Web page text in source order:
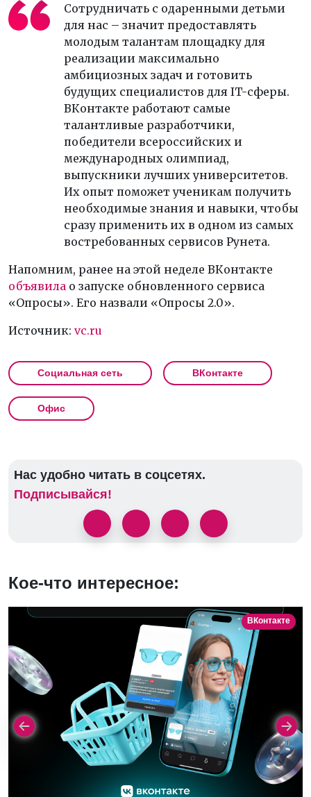
Сотрудничать с одаренными детьми
для нас – значит предоставлять
молодым талантам площадку для
реализации максимально
амбициозных задач и готовить
будущих специалистов для IT-сферы.
ВКонтакте работают самые
талантливые разработчики,
победители всероссийских и
международных олимпиад,
выпускники лучших университетов.
Их опыт поможет ученикам получить
необходимые знания и навыки, чтобы
сразу применить их в одном из самых
востребованных сервисов Рунета.
Напомним, ранее на этой неделе ВКонтакте
объявила о запуске обновленного сервиса
«Опросы». Его назвали «Опросы 2.0».
Источник: vc.ru
Социальная сеть ВКонтакте
Офис
Нас удобно читать в соцсетях.
Подписывайся!
Кое-что интересное:
ВКонтакте